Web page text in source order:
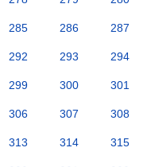
285 286 287
292 293 294
299 300 301
306 307 308
313 314 315